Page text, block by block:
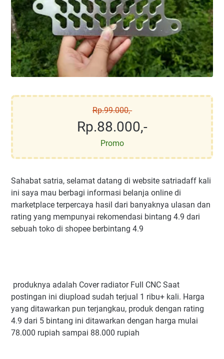
Rp.99.000,-
Rp.88.000,-
Promo
Sahabat satria, selamat datang di website satriadaff kali
ini saya mau berbagi informasi belanja online di
marketplace terpercaya hasil dari banyaknya ulasan dan
rating yang mempunyai rekomendasi bintang 4.9 dari
sebuah toko di shopee berbintang 4.9
produknya adalah Cover radiator Full CNC Saat
postingan ini diupload sudah terjual 1 ribu+ kali. Harga
yang ditawarkan pun terjangkau, produk dengan rating
4.9 dari 5 bintang ini ditawarkan dengan harga mulai
78.000 rupiah sampai 88.000 rupiah